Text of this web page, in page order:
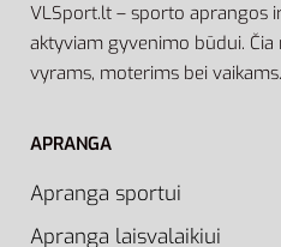
VLSport.lt – sporto aprangos
aktyviam gyvenimo būdui. Čia
vyrams, moterims bei vaikams.
APRANGA
Apranga sportui
Apranga laisvalaikiui